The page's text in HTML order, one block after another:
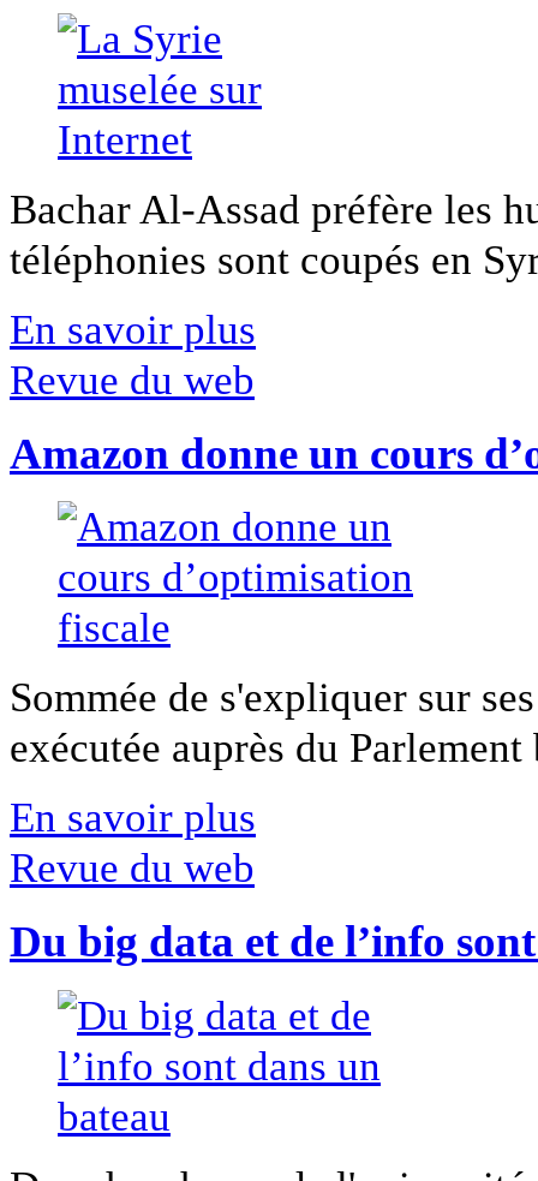
Bachar Al-Assad préfère les
téléphonies sont coupés en
En savoir plus
Revue du web
Amazon donne un cours
Sommée de s'expliquer sur
exécutée auprès du
En savoir plus
Revue du web
Du big data et de l’info